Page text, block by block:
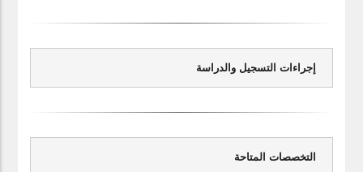
إجراءات التسجيل والدراسة
التخصصات المتاحة